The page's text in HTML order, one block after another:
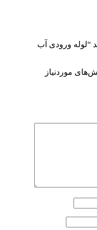
“لوله ورودی آب
موردنیاز